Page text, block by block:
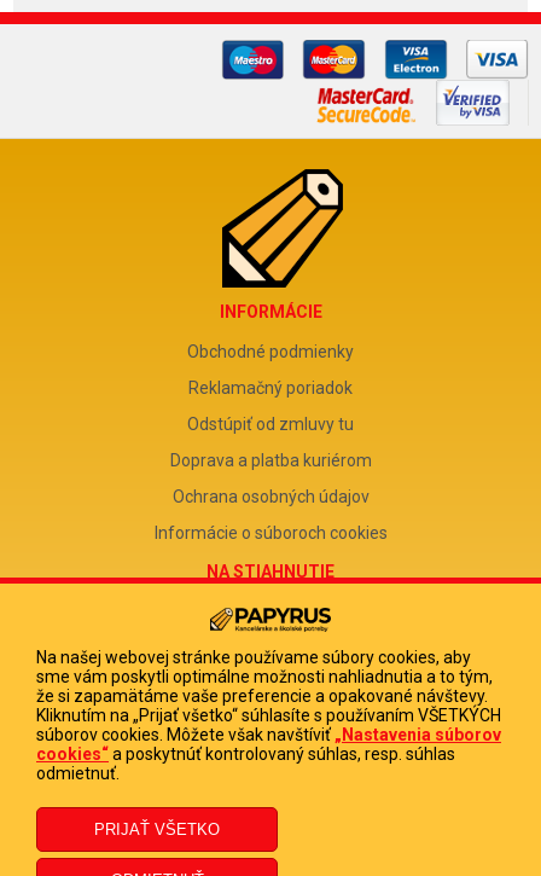
INFORMÁCIE
Obchodné podmienky
Reklamačný poriadok
Odstúpiť od zmluvy tu
Doprava a platba kuriérom
Ochrana osobných údajov
Informácie o súboroch cookies
NA STIAHNUTIE
Reklamačný formulár
Odstúpenie od zmluvy
Poučenie o odstúpení od zmluvy
FIRMA
PAPYRUS POPRAD, s.r.o.
DIČ 2020513880
IČ DPH SK2020513880
Na našej webovej stránke používame súbory cookies, aby
sme vám poskytli optimálne možnosti nahliadnutia a to tým,
že si zapamätáme vaše preferencie a opakované návštevy.
Kliknutím na „Prijať všetko“ súhlasíte s používaním VŠETKÝCH
súborov cookies. Môžete však navštíviť „Nastavenia súborov
cookies“a poskytnúť kontrolovaný súhlas, resp. súhlas
odmietnuť.